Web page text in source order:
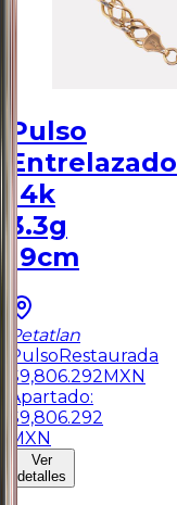
Pulso
Entrelazado
14k
3.3g
19cm
Petatlan
PulsoRestaurada
$9,806.292MXN
Apartado:
$9,806.292
MXN
Ver
detalles